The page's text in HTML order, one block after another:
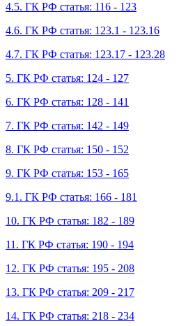
4.5. ГК РФ статья: 116 - 123
4.6. ГК РФ статья: 123.1 - 123.16
4.7. ГК РФ статья: 123.17 - 123.28
5. ГК РФ статья: 124 - 127
6. ГК РФ статья: 128 - 141
7. ГК РФ статья: 142 - 149
8. ГК РФ статья: 150 - 152
9. ГК РФ статья: 153 - 165
9.1. ГК РФ статья: 166 - 181
10. ГК РФ статья: 182 - 189
11. ГК РФ статья: 190 - 194
12. ГК РФ статья: 195 - 208
13. ГК РФ статья: 209 - 217
14. ГК РФ статья: 218 - 234